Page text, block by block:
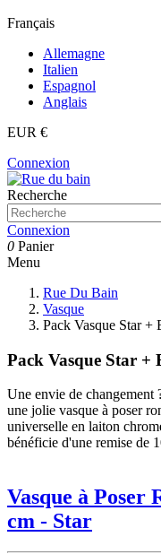
Français
Allemagne
Italien
Espagnol
Anglais
EUR €
Connexion
Recherche
Connexion
0 Panier
Menu
Rue Du Bain
Vasque
Pack Vasque Star +
Pack Vasque Star +
Une envie de changement
une jolie vasque à poser
universelle en laiton
bénéficie d'une remise de
Vasque à Poser
cm - Star